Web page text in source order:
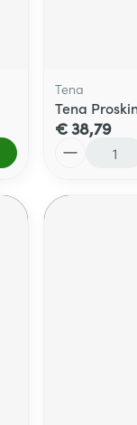
Tena
Tena
€ 38,79